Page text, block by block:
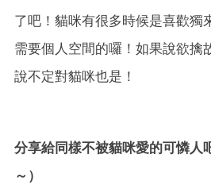
了吧！貓咪有很多時候是喜歡獨
需要個人空間的囉！如果說欲擒
說不定對貓咪也是！
分享給同樣不被貓咪愛的可憐人
～）